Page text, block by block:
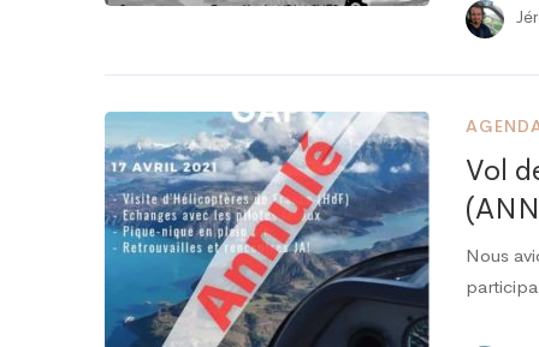
Vol
Nous